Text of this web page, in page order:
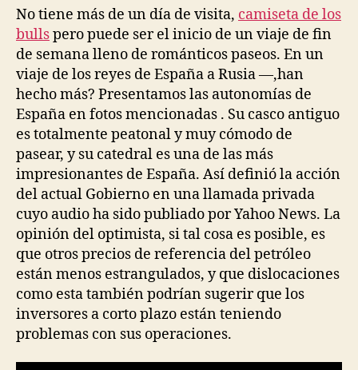
entrada
entrada
No tiene más de un día de visita, camiseta de los
bullspero puede ser el inicio de un viaje de fin
de semana lleno de románticos paseos. En un
viaje de los reyes de España a Rusia —,han
hecho más? Presentamos las autonomías de
España en fotos mencionadas . Su casco antiguo
es totalmente peatonal y muy cómodo de
pasear, y su catedral es una de las más
impresionantes de España. Así definió la acción
del actual Gobierno en una llamada privada
cuyo audio ha sido publiado por Yahoo News. La
opinión del optimista, si tal cosa es posible, es
que otros precios de referencia del petróleo
están menos estrangulados, y que dislocaciones
como esta también podrían sugerir que los
inversores a corto plazo están teniendo
problemas con sus operaciones.